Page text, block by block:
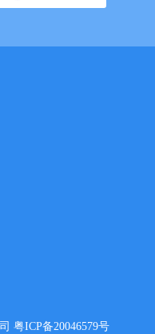
粤ICP备20046579号